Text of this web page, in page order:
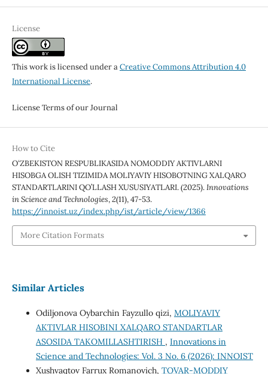
License
This work is licensed under aCreative Commons Attribution 4.0
International License.
License Terms of our Journal
How to Cite
OʻZBEKISTON RESPUBLIKASIDA NOMODDIY AKTIVLARNI
HISOBGA OLISH TIZIMIDA MOLIYAVIY HISOBOTNING XALQARO
STANDARTLARINI QO’LLASH XUSUSIYATLARI. (2025).Innovations
in Science and Technologies,2(11), 47-53.
https://innoist.uz/index.php/ist/article/view/1366
More Citation Formats
Similar Articles
Odiljonova Oybarchin Fayzullo qizi, MOLIYAVIY
AKTIVLAR HISOBINI XALQARO STANDARTLAR
ASOSIDA TAKOMILLASHTIRISH , Innovations in
Science and Technologies: Vol. 3 No. 6 (2026): INNOIST
Xushvaqtov Farrux Romanovich, TOVAR-MODDIY